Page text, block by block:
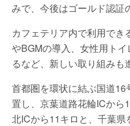
みで、今後はゴールド認証
カフェテリア内で利用でき
やBGMの導入、女性用ト
るなど、新しい取り組みも
首都圏を環状に結ぶ国道
置し、京葉道路花輪ICから
北ICから11キロと、千葉